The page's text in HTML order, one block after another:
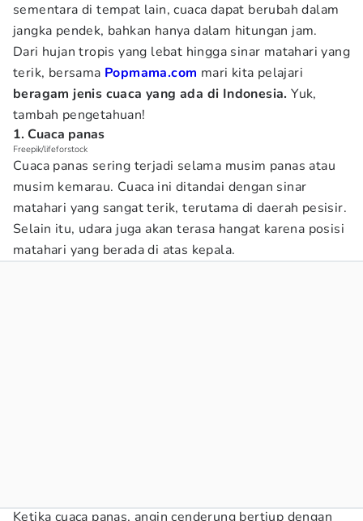
sementara di tempat lain, cuaca dapat berubah dalam
jangka pendek, bahkan hanya dalam hitungan jam.
Dari hujan tropis yang lebat hingga sinar matahari yang
terik, bersama Popmama.com mari kita pelajari
beragam jenis cuaca yang ada di Indonesia. Yuk,
tambah pengetahuan!
1. Cuaca panas
Freepik/lifeforstock
Cuaca panas sering terjadi selama musim panas atau
musim kemarau. Cuaca ini ditandai dengan sinar
matahari yang sangat terik, terutama di daerah pesisir.
Selain itu, udara juga akan terasa hangat karena posisi
matahari yang berada di atas kepala.
Ketika cuaca panas, angin cenderung bertiup dengan